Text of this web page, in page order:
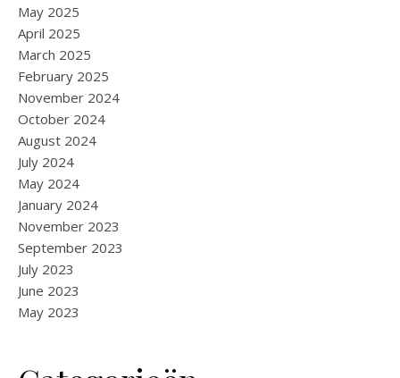
May 2025
April 2025
March 2025
February 2025
November 2024
October 2024
August 2024
July 2024
May 2024
January 2024
November 2023
September 2023
July 2023
June 2023
May 2023